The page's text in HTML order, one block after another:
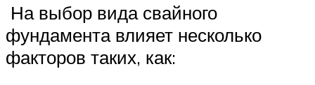
На выбор вида свайного
фундамента влияет несколько
факторов таких, как: